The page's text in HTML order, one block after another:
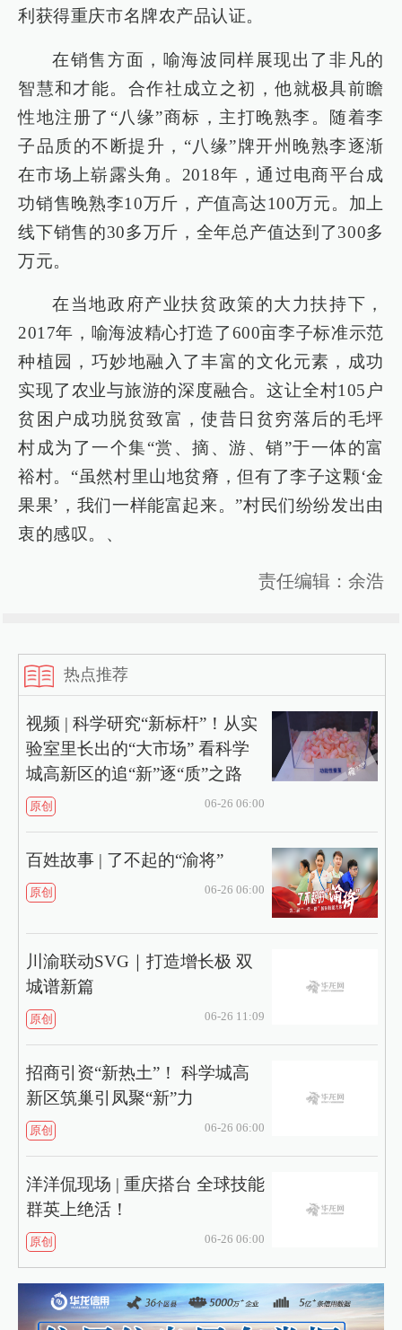
利获得重庆市名牌农产品认证。
在销售方面，喻海波同样展现出了非凡的
智慧和才能。合作社成立之初，他就极具前瞻
性地注册了“八缘”商标，主打晚熟李。随着李
子品质的不断提升，“八缘”牌开州晚熟李逐渐
在市场上崭露头角。2018年，通过电商平台成
功销售晚熟李10万斤，产值高达100万元。加上
线下销售的30多万斤，全年总产值达到了300多
万元。
在当地政府产业扶贫政策的大力扶持下，
2017年，喻海波精心打造了600亩李子标准示范
种植园，巧妙地融入了丰富的文化元素，成功
实现了农业与旅游的深度融合。这让全村105户
贫困户成功脱贫致富，使昔日贫穷落后的毛坪
村成为了一个集“赏、摘、游、销”于一体的富
裕村。“虽然村里山地贫瘠，但有了李子这颗‘金
果果’，我们一样能富起来。”村民们纷纷发出由
衷的感叹。、
责任编辑：余浩
热点推荐
视频 | 科学研究“新标杆”！从实
验室里长出的“大市场” 看科学
城高新区的追“新”逐“质”之路
原创 06-26 06:00
百姓故事 | 了不起的“渝将”
原创 06-26 06:00
川渝联动SVG｜打造增长极 双
城谱新篇
原创 06-26 11:09
招商引资“新热土”！ 科学城高
新区筑巢引凤聚“新”力
原创 06-26 06:00
洋洋侃现场 | 重庆搭台 全球技能
群英上绝活！
原创 06-26 06:00